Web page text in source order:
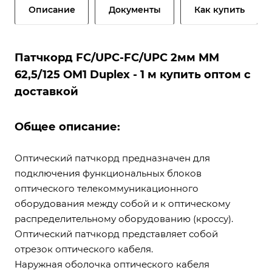
Описание Документы Как купить
Патчкорд FC/UPC-FC/UPC 2мм MM
62,5/125 OM1 Duplex - 1 м купить оптом с
доставкой
Общее описание:
Оптический патчкорд предназначен для
подключения функциональных блоков
оптического телекоммуникационного
оборудования между собой и к оптическому
распределительному оборудованию (кроссу).
Оптический патчкорд представляет собой
отрезок оптического кабеля.
Наружная оболочка оптического кабеля